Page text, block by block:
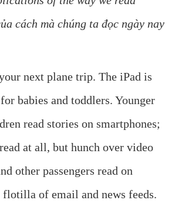
cách mà chúng ta đọc ngày nay
next plane trip. The iPad is
babies and toddlers. Younger
read stories on smartphones;
at all, but hunch over video
other passengers read on
of email and news feeds.